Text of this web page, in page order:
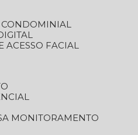
CONDOMINIAL
ACESSO FACIAL
MONITORAMENTO